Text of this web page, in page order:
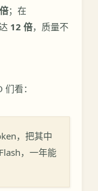
；在
12 倍，质量不
看：
，把其中
，一年能